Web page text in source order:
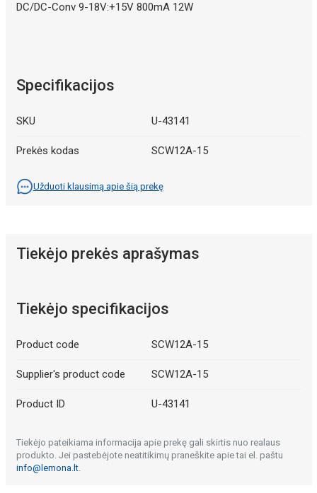
DC/DC-Conv 9-18V:+15V 800mA 12W
Specifikacijos
SKU U-43141
Prekės kodas SCW12A-15
Užduoti klausimą apie šią prekę
Tiekėjo prekės aprašymas
Tiekėjo specifikacijos
Product code SCW12A-15
Supplier's product code SCW12A-15
Product ID U-43141
Tiekėjo pateikiama informacija apie prekę gali skirtis nuo realaus
produkto. Jei pastebėjote neatitikimų praneškite apie tai el. paštu
info@lemona.lt.